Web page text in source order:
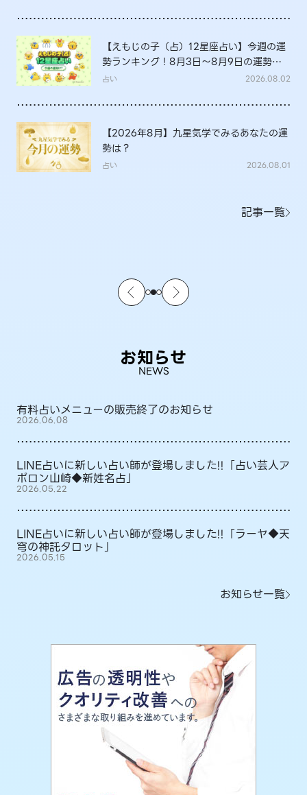
【えもじの子（占）12星座占い】今週の運
勢ランキング！8月3日～8月9日の運勢
は？
占い 2026.08.02
【2026年8月】九星気学でみるあなたの運
勢は？
占い 2026.08.01
記事一覧
お知らせ
NEWS
有料占いメニューの販売終了のお知らせ
2026.06.08
LINE占いに新しい占い師が登場しました!!「占い芸人ア
ポロン山崎◆新姓名占」
2026.05.22
LINE占いに新しい占い師が登場しました!!「ラーヤ◆天
穹の神託タロット」
2026.05.15
お知らせ一覧